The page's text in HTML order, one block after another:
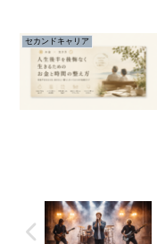
セカンドキャリア